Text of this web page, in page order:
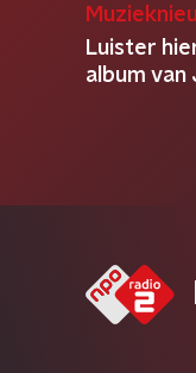
Luister
album van